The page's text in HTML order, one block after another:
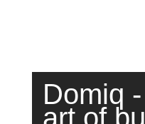
Domiq
art of